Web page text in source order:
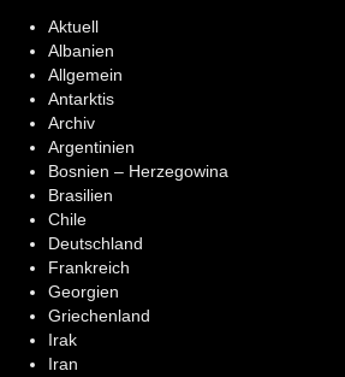
Aktuell
Albanien
Allgemein
Antarktis
Archiv
Argentinien
Bosnien – Herzegowina
Brasilien
Chile
Deutschland
Frankreich
Georgien
Griechenland
Irak
Iran